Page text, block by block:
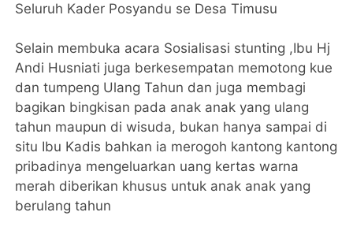
Seluruh Kader Posyandu se Desa Timusu
Selain membuka acara Sosialisasi stunting ,Ibu Hj
Andi Husniati juga berkesempatan memotong kue
dan tumpeng Ulang Tahun dan juga membagi
bagikan bingkisan pada anak anak yang ulang
tahun maupun di wisuda, bukan hanya sampai di
situ Ibu Kadis bahkan ia merogoh kantong kantong
pribadinya mengeluarkan uang kertas warna
merah diberikan khusus untuk anak anak yang
berulang tahun